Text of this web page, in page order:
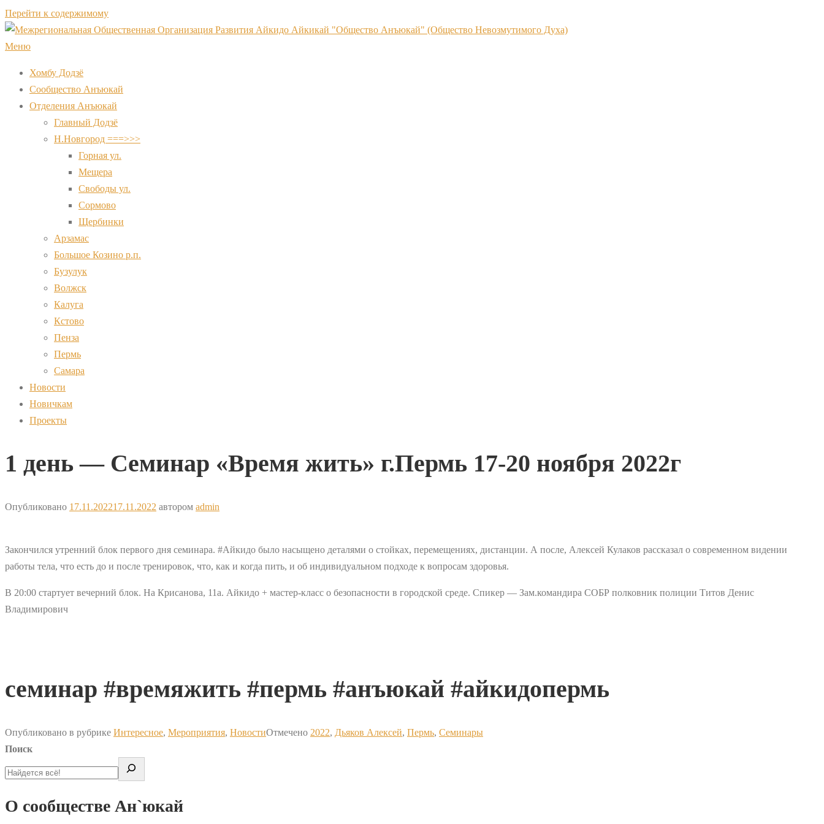
Перейти к содержимому
Меню
Хомбу Додзё
Сообщество Анъюкай
Отделения Анъюкай
Главный Додзё
Н.Новгород ===>>>
Горная ул.
Мещера
Свободы ул.
Сормово
Щербинки
Арзамас
Большое Козино р.п.
Бузулук
Волжск
Калуга
Кстово
Пенза
Пермь
Самара
Новости
Новичкам
Проекты
1 день — Семинар «Время жить» г.Пермь 17-20 ноября 2022г
Опубликовано 17.11.202217.11.2022 автором admin
Закончился утренний блок первого дня семинара. #Айкидо было насыщено деталями о стойках, перемещениях, дистанции. А после, Алексей Кулаков рассказал о современном видении
работы тела, что есть до и после тренировок, что, как и когда пить, и об индивидуальном подходе к вопросам здоровья.
В 20:00 стартует вечерний блок. На Крисанова, 11а. Айкидо + мастер-класс о безопасности в городской среде. Спикер — Зам.командира СОБР полковник полиции Титов Денис
Владимирович
семинар #времяжить #пермь #анъюкай #айкидопермь
Опубликовано в рубрике Интересное, Мероприятия, НовостиОтмечено 2022, Дьяков Алексей, Пермь, Семинары
Поиск
О сообществе Ан`юкай